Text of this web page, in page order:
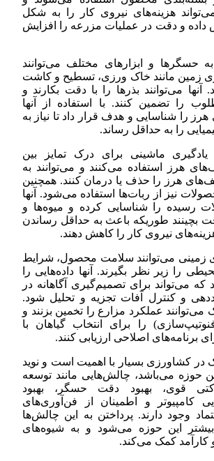
می‌تواند هزینه‌های نیروی کار را به شکل
داده و دقت در عملیات مزرعه را افزایش
حسگرها و ابزارهای مختلف می‌توانند
زمین مانند خاک ورزی، تسطیح و کاشت
آنها می‌توانند بذرها را با دقت بکارند و
را تضمین کنند. با استفاده از آنها
را شناسایی و هدف قرار داد تا نیاز به
را به حداقل رساند.
و یادگیری ماشینی برای درک تمایز بین
هرز استفاده می‌کنند و می‌توانند به
هرز را حذف یا درمان کنند. همچنین
نیز از ربات‌ها استفاده می‌شود. آنها
رسیده را شناسایی کرده و میوه‌ها و
بچینند طوریکه باعث به حداقل رساندن
نیروی کار را کاهش دهند.
زمینی می‌توانند سلامت محصول، شرایط
را زیر نظر بگیرند. آنها داده‌هایی را
می‌تواند برای تصمیم‌گیری آگاهانه در
و کنترل آفات تجزیه و تحلیل شود.
می‌توانند عملکرد مزارع را تخمین بزنند و
را برای انتخاب گیاهان با
برنامه‌های اصلاحی ارزیابی کنند.
در کشاورزی بسیار با اهمیت است و نوید
حوزه می‌باشد، چالش‌هایی مانند توسعه
قوی، بهبود دقت حسگر، بهبود
کامپیوتر و اطمینان از فن‌آوری‌های
وجود دارند. پرداختن به این چالش‌ها
این حوزه می‌شود و به شیوه‌های
کارآمد کمک می‌کند.